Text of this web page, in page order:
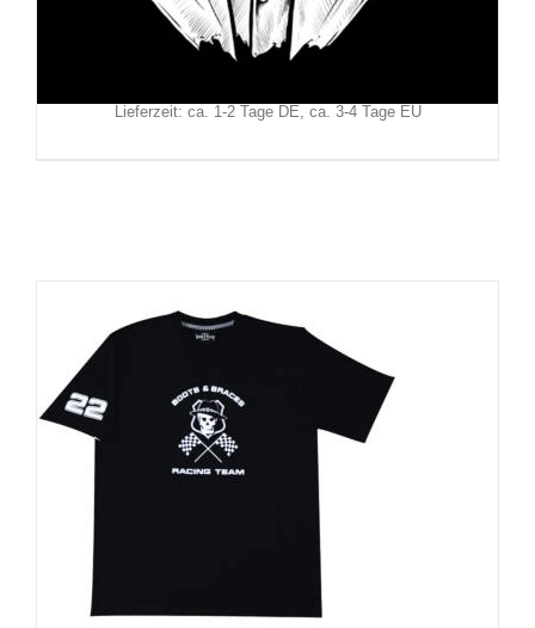
29,90€
Inkl. MwSt.
Lieferzeit: ca. 1-2 Tage DE, ca. 3-4 Tage EU